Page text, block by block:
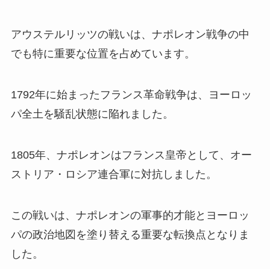
アウステルリッツの戦いは、ナポレオン戦争の中
でも特に重要な位置を占めています。
1792年に始まったフランス革命戦争は、ヨーロッ
パ全土を騒乱状態に陥れました。
1805年、ナポレオンはフランス皇帝として、オー
ストリア・ロシア連合軍に対抗しました。
この戦いは、ナポレオンの軍事的才能とヨーロッ
パの政治地図を塗り替える重要な転換点となりま
した。